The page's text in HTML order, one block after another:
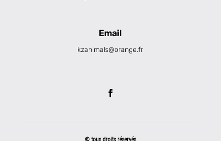
Email
kzanimals@orange.fr
© tous droits réservés